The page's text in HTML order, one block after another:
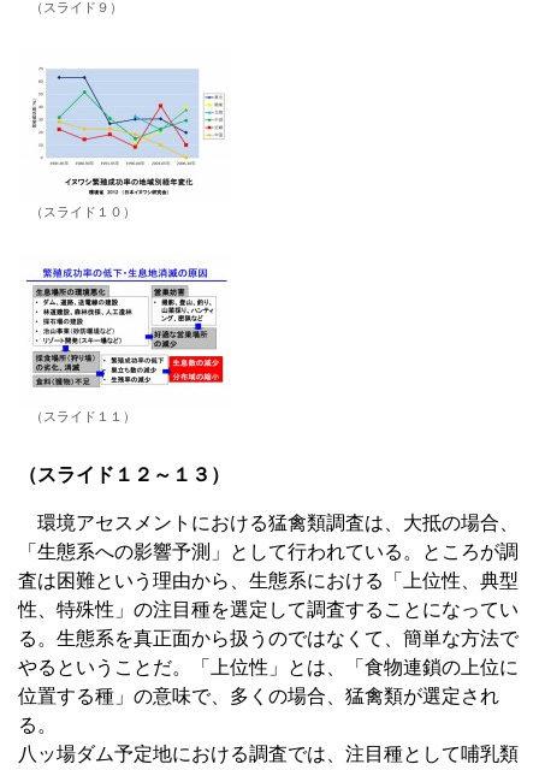
（スライド９）
（スライド１０）
（スライド１１）
（スライド１２～１３）
環境アセスメントにおける猛禽類調査は、大抵の場合、
「生態系への影響予測」として行われている。ところが調
査は困難という理由から、生態系における「上位性、典型
性、特殊性」の注目種を選定して調査することになってい
る。生態系を真正面から扱うのではなくて、簡単な方法で
やるということだ。「上位性」とは、「食物連鎖の上位に
位置する種」の意味で、多くの場合、猛禽類が選定され
る。
八ッ場ダム予定地における調査では、注目種として哺乳類